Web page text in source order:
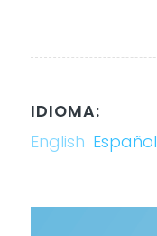
IDIOMA:
English Español